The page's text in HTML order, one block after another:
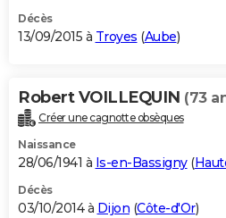
Décès
13/09/2015 à Troyes (Aube)
Robert VOILLEQUIN (73
Créer une cagnotte obsèques
Naissance
28/06/1941 à Is-en-Bassigny(
Décès
03/10/2014 à Dijon (Côte-d'Or)